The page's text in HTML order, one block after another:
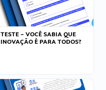
TESTE – VOCÊ SABIA QUE
INOVAÇÃO É PARA TODOS?